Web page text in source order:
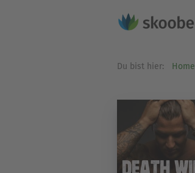
Du bist hier: Home